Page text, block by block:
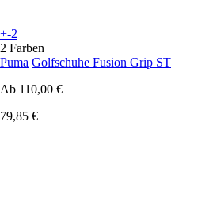
+-2
2 Farben
Puma Golfschuhe Fusion Grip ST
Ab 110,00 €
79,85 €